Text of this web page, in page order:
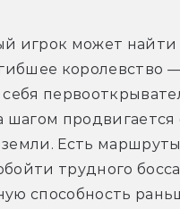
игрок может найти
королевство
себя
шагом продвигается
Есть
трудного
способность